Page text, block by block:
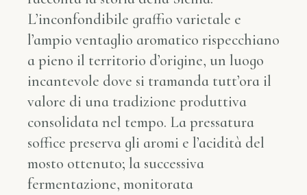
L’inconfondibile graffio varietale e
l’ampio ventaglio aromatico rispecchiano
a pieno il territorio d’origine, un luogo
incantevole dove si tramanda tutt’ora il
valore di una tradizione produttiva
consolidata nel tempo. La pressatura
soffice preserva gli aromi e l’acidità del
mosto ottenuto; la successiva
fermentazione, monitorata